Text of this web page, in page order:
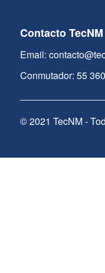
Contacto TecNM
Email:
Conmutador: 55
© 2021 TecNM -